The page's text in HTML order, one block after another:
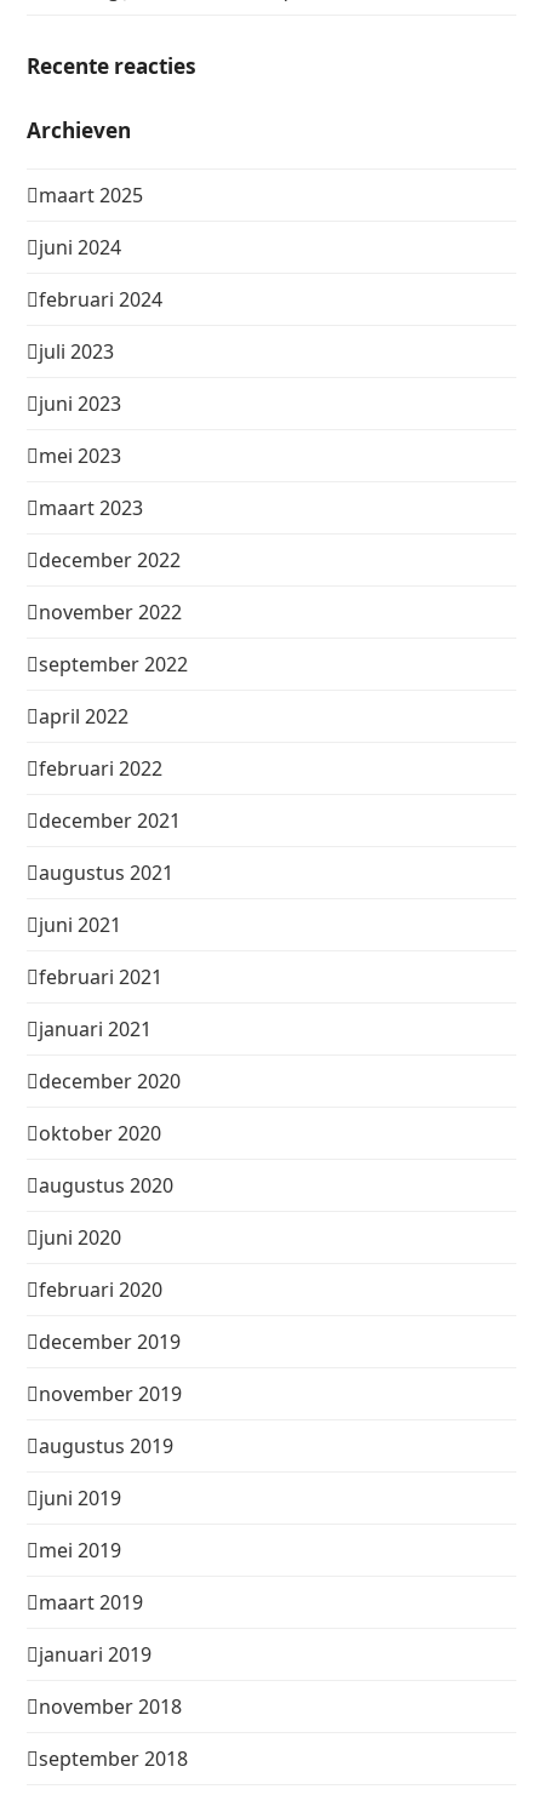
Recente reacties
Archieven
maart 2025
juni 2024
februari 2024
juli 2023
juni 2023
mei 2023
maart 2023
december 2022
november 2022
september 2022
april 2022
februari 2022
december 2021
augustus 2021
juni 2021
februari 2021
januari 2021
december 2020
oktober 2020
augustus 2020
juni 2020
februari 2020
december 2019
november 2019
augustus 2019
juni 2019
mei 2019
maart 2019
januari 2019
november 2018
september 2018